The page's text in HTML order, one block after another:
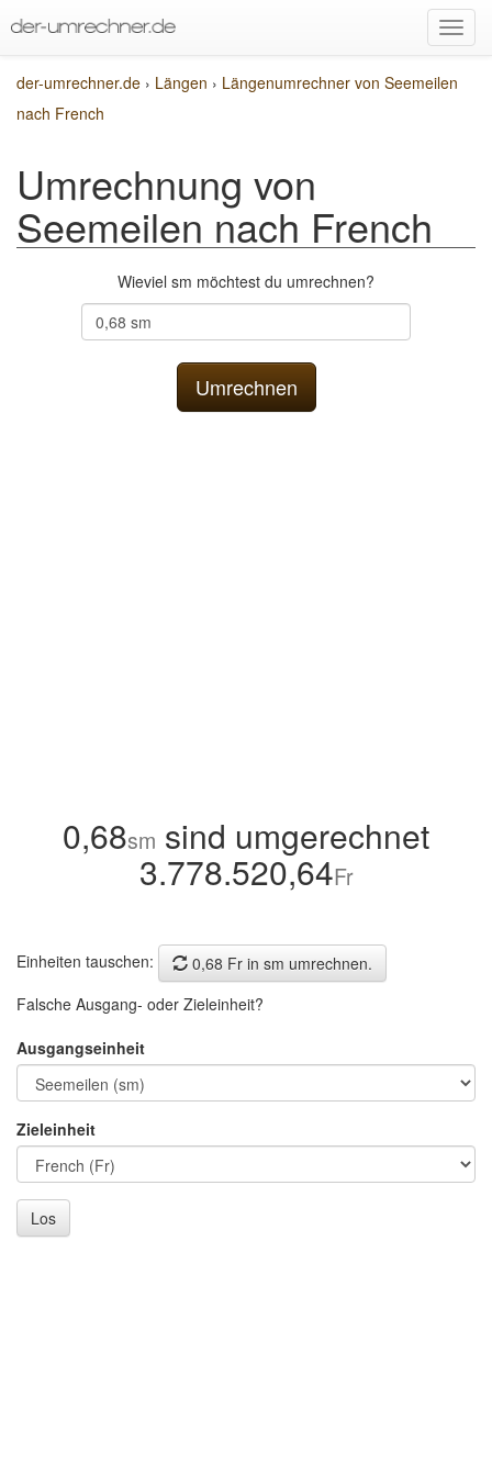
der-umrechner.de › Längen › Längenumrechner von Seemeilen
nach French
Umrechnung von
Seemeilen nach French
Wieviel sm möchtest du umrechnen?
0,68sm sind umgerechnet
3.778.520,64Fr
Einheiten tauschen:
0,68 Fr in sm umrechnen.
Falsche Ausgang- oder Zieleinheit?
Ausgangseinheit
Zieleinheit
Los